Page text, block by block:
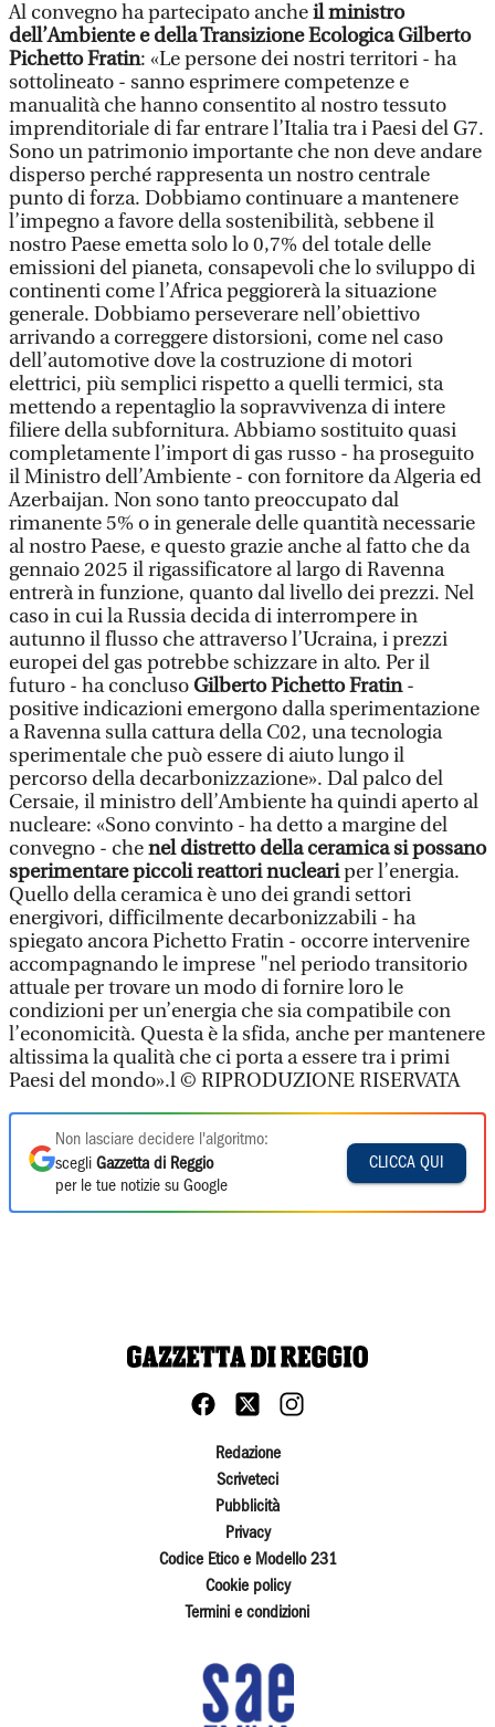
Al convegno ha partecipato ancheil ministro
dell’Ambiente e della Transizione Ecologica Gilberto
Pichetto Fratin: «Le persone dei nostri territori - ha
sottolineato - sanno esprimere competenze e
manualità che hanno consentito al nostro tessuto
imprenditoriale di far entrare l’Italia tra i Paesi del G7.
Sono un patrimonio importante che non deve andare
disperso perché rappresenta un nostro centrale
punto di forza. Dobbiamo continuare a mantenere
l’impegno a favore della sostenibilità, sebbene il
nostro Paese emetta solo lo 0,7% del totale delle
emissioni del pianeta, consapevoli che lo sviluppo di
continenti come l’Africa peggiorerà la situazione
generale. Dobbiamo perseverare nell’obiettivo
arrivando a correggere distorsioni, come nel caso
dell’automotive dove la costruzione di motori
elettrici, più semplici rispetto a quelli termici, sta
mettendo a repentaglio la sopravvivenza di intere
filiere della subfornitura. Abbiamo sostituito quasi
completamente l’import di gas russo - ha proseguito
il Ministro dell’Ambiente - con fornitore da Algeria ed
Azerbaijan. Non sono tanto preoccupato dal
rimanente 5% o in generale delle quantità necessarie
al nostro Paese, e questo grazie anche al fatto che da
gennaio 2025 il rigassificatore al largo di Ravenna
entrerà in funzione, quanto dal livello dei prezzi. Nel
caso in cui la Russia decida di interrompere in
autunno il flusso che attraverso l’Ucraina, i prezzi
europei del gas potrebbe schizzare in alto. Per il
futuro - ha conclusoGilberto Pichetto Fratin-
positive indicazioni emergono dalla sperimentazione
a Ravenna sulla cattura della C02, una tecnologia
sperimentale che può essere di aiuto lungo il
percorso della decarbonizzazione». Dal palco del
Cersaie, il ministro dell’Ambiente ha quindi aperto al
nucleare: «Sono convinto - ha detto a margine del
convegno - chenel distretto della ceramica si possano
sperimentare piccoli reattori nucleariper l’energia.
Quello della ceramica è uno dei grandi settori
energivori, difficilmente decarbonizzabili - ha
spiegato ancora Pichetto Fratin - occorre intervenire
accompagnando le imprese "nel periodo transitorio
attuale per trovare un modo di fornire loro le
condizioni per un’energia che sia compatibile con
l’economicità. Questa è la sfida, anche per mantenere
altissima la qualità che ci porta a essere tra i primi
Paesi del mondo».l © RIPRODUZIONE RISERVATA
Non lasciare decidere l'algoritmo:
scegli Gazzetta di Reggio
per le tue notizie su Google
CLICCA QUI
Redazione
Scriveteci
Pubblicità
Privacy
Codice Etico e Modello 231
Cookie policy
Termini e condizioni